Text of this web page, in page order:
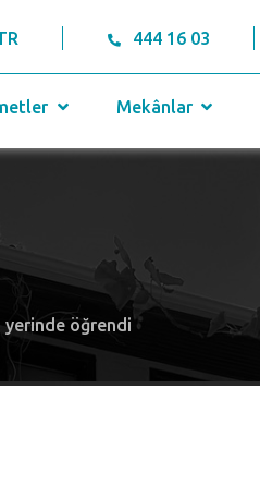
444 16 03
Mekânlar
öğrendi